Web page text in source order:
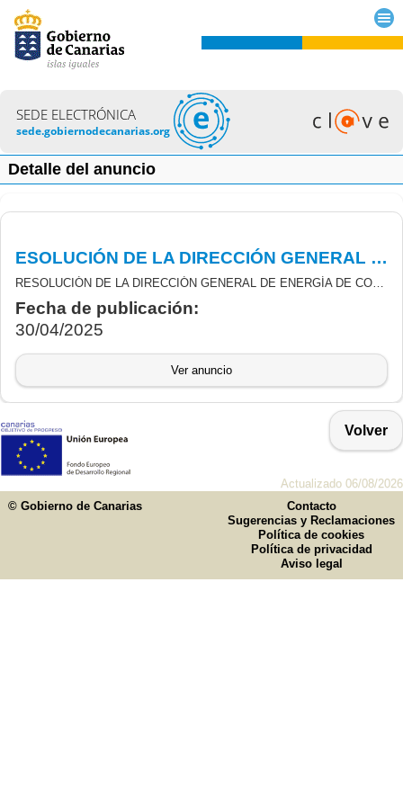
SEDE ELECTRÓNICA
sede.gobiernodecanarias.org
Detalle del anuncio
ESOLUCIÓN DE LA DIRECCIÓN GENERAL DE ENERGÍA DE CORRECCIÓN DE ERRORES DE LA RESOLUCIÓN NÚMERO 895/2021, DE SUBVENCIONES DE INCENTIVOS LIGADOS A LA MOVILIDAD ELÉCTRICA MOVES III
RESOLUCIÓN DE LA DIRECCIÓN GENERAL DE ENERGÍA DE CORRECCIÓN DE ERRORES DE LAS SUBVENCIONES DERIVADAS DE LA CONVOCATORIA DE LA RESOLUCIÓN NÚMERO 895/2021, DE 9 DE JULIO DE 2021. (BOC N.º 44, DE 14 DE JULIO DE 2021), DERIVADAS DEL REAL DECRETO 266/2021, DE 13 DE ABRIL, POR EL QUE SE REGULAN LOS PROGRAMAS DE INCENTIVOS LIGADOS A LA MOVILIDAD ELÉCTRICA MOVES III, EN EL MARCO DEL PLAN DE RECUPERACIÓN, TRANSFORMACIÓN Y RESILIENCIA (PRTR)
Fecha de publicación:
30/04/2025
Ver anuncio
Volver
Actualizado 06/08/2026
© Gobierno de Canarias
Contacto
Sugerencias y Reclamaciones
Política de cookies
Política de privacidad
Aviso legal